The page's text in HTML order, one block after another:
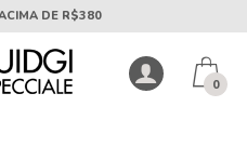
MÍNIMA DE R$50
0